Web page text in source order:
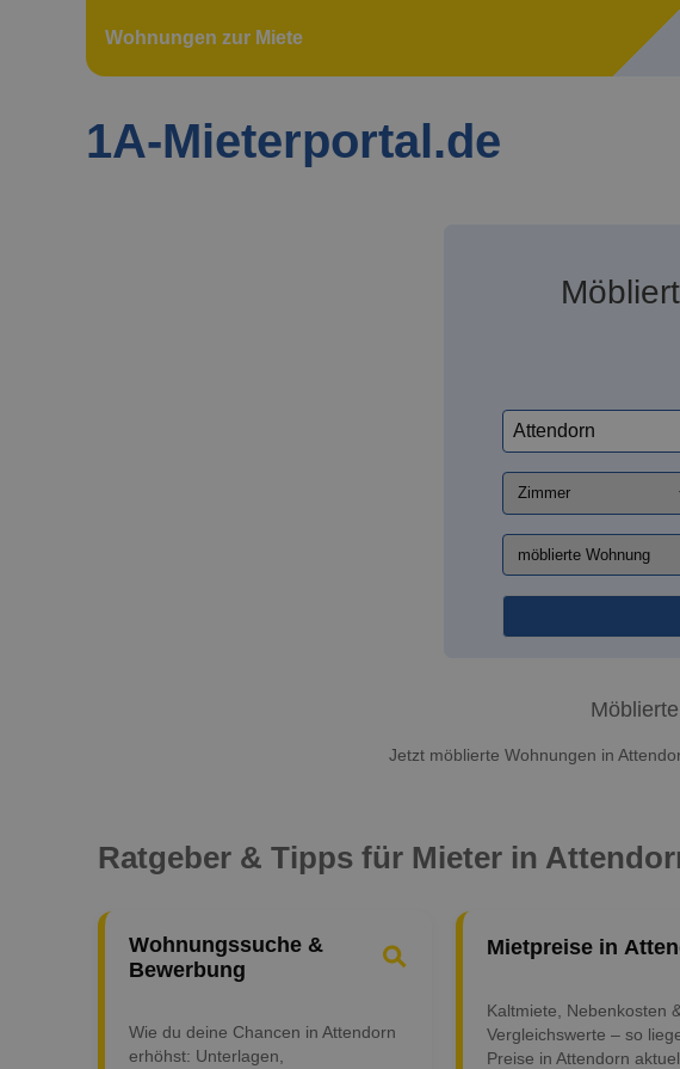
Wohnungen zur Miete
1A-Mieterportal.de
Jetzt möblierte Wohnungen in
Ratgeber & Tipps für Mieter in
Wohnungssuche &
Bewerbung
Wie du deine Chancen in Attendorn
erhöhst: Unterlagen,
Mietpreise in
Kaltmiete, Nebenkosten &
Vergleichswerte – so
Preise in Attendorn aktuell.